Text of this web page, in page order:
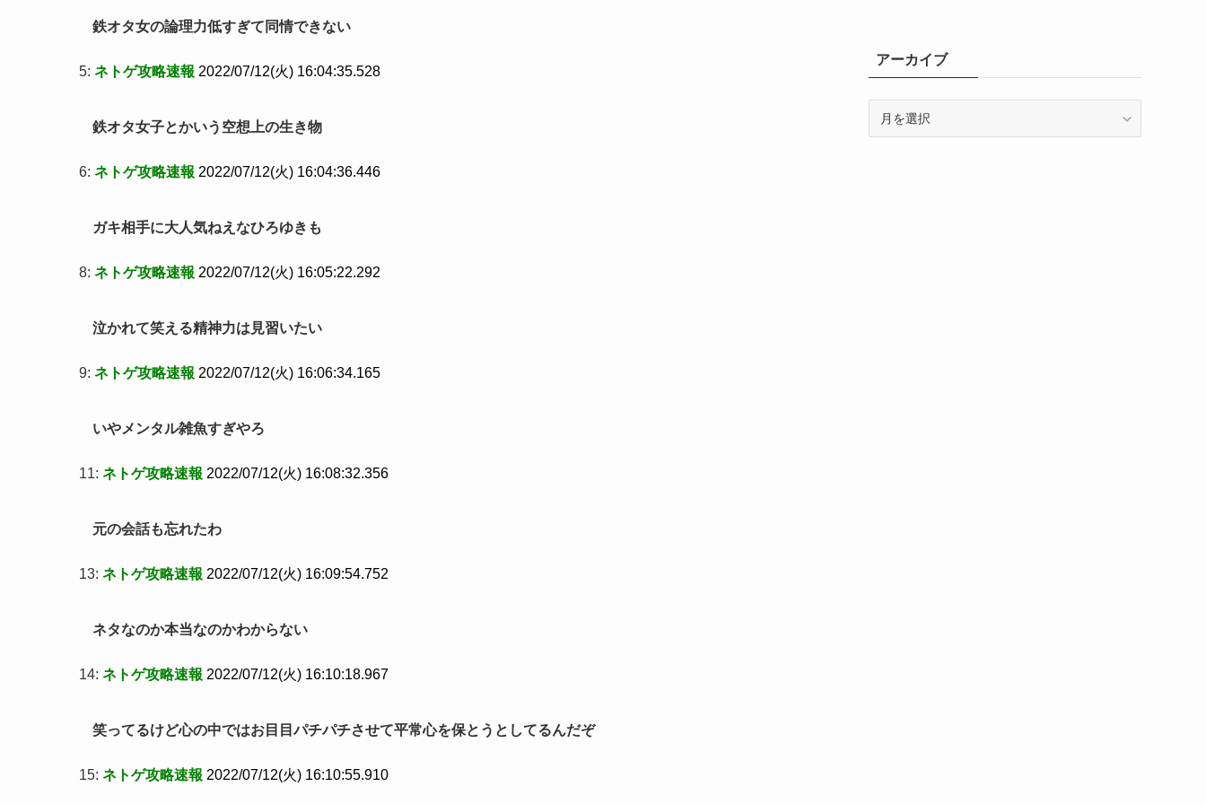
鉄オタ女の論理力低すぎて同情できない
5: ネトゲ攻略速報 2022/07/12(火) 16:04:35.528
鉄オタ女子とかいう空想上の生き物
6: ネトゲ攻略速報 2022/07/12(火) 16:04:36.446
ガキ相手に大人気ねえなひろゆきも
8: ネトゲ攻略速報 2022/07/12(火) 16:05:22.292
泣かれて笑える精神力は見習いたい
9: ネトゲ攻略速報 2022/07/12(火) 16:06:34.165
いやメンタル雑魚すぎやろ
11: ネトゲ攻略速報 2022/07/12(火) 16:08:32.356
元の会話も忘れたわ
13: ネトゲ攻略速報 2022/07/12(火) 16:09:54.752
ネタなのか本当なのかわからない
14: ネトゲ攻略速報 2022/07/12(火) 16:10:18.967
笑ってるけど心の中ではお目目パチパチさせて平常心を保とうとしてるんだぞ
15: ネトゲ攻略速報 2022/07/12(火) 16:10:55.910
アーカイブ